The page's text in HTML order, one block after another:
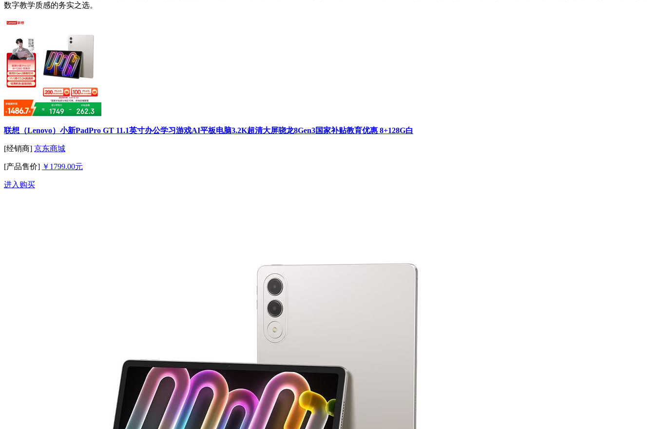
数字教学质感的务实之选。
联想（Lenovo）小新PadPro GT 11.1英寸办公学习游戏AI平板电脑3.2K超清大屏骁龙8Gen3国家补贴教育优惠 8+128G白
[经销商] 京东商城
[产品售价] ￥1799.00元
进入购买